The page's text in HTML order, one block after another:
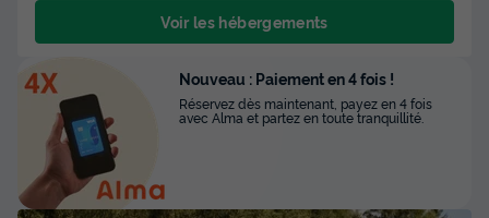
Voir les hébergements
Nouveau : Paiement en 4 fois !
Réservez dès maintenant, payez en 4 fois
avec Alma et partez en toute tranquillité.